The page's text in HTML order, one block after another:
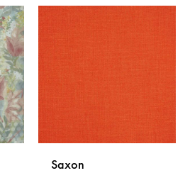
DODAJ
NA
LISTU
ŽELJA
Saxon